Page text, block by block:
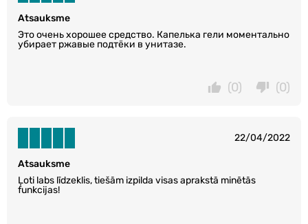
Atsauksme
Это очень хорошее средство. Капелька гели моментально
убирает ржавые подтёки в унитазе.
(0)
(0)
22/04/2022
Atsauksme
Ļoti labs līdzeklis, tiešām izpilda visas aprakstā minētās
funkcijas!